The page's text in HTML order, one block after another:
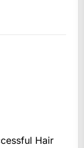
Hair